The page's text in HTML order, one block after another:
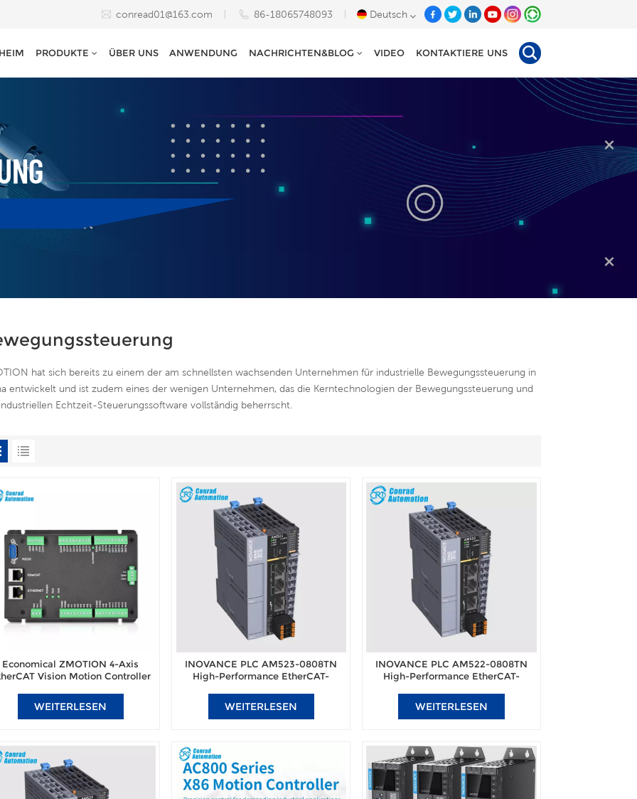
conread01@163.com 86-18065748093 Deutsch
English
Español
Tiếng Việt
PRODUKTE ÜBER UNS ANWENDUNG NACHRICHTEN&BLOG VIDEO KONTAKTIERE UNS
hat sich bereits zu einem der am schnellsten wachsenden Unternehmen für industrielle Bewegungssteuerung in
entwickelt und ist zudem eines der wenigen Unternehmen, das die Kerntechnologien der Bewegungssteuerung und
Echtzeit-Steuerungssoftware vollständig beherrscht.
Economical ZMOTION 4-Axis
Vision Motion Controller
WEITERLESEN
INOVANCE PLC AM523-0808TN
High-Performance EtherCAT-
WEITERLESEN
INOVANCE PLC AM522-0808TN
High-Performance EtherCAT-
WEITERLESEN